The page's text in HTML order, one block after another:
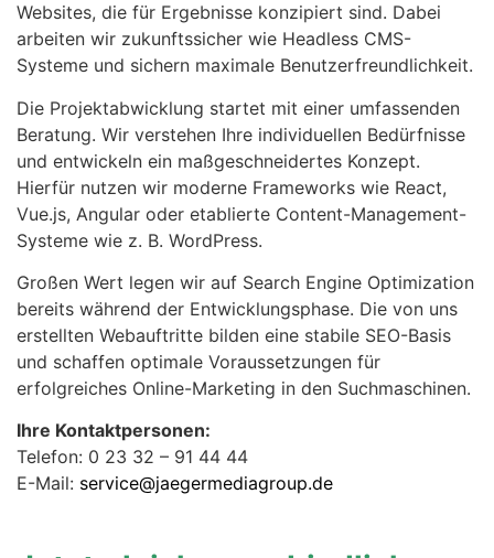
Websites, die für Ergebnisse konzipiert sind. Dabei
arbeiten wir zukunftssicher wie Headless CMS-
Systeme und sichern maximale Benutzerfreundlichkeit.
Die Projektabwicklung startet mit einer umfassenden
Beratung. Wir verstehen Ihre individuellen Bedürfnisse
und entwickeln ein maßgeschneidertes Konzept.
Hierfür nutzen wir moderne Frameworks wie React,
Vue.js, Angular oder etablierte Content-Management-
Systeme wie z. B. WordPress.
Großen Wert legen wir auf Search Engine Optimization
bereits während der Entwicklungsphase. Die von uns
erstellten Webauftritte bilden eine stabile SEO-Basis
und schaffen optimale Voraussetzungen für
erfolgreiches Online-Marketing in den Suchmaschinen.
Ihre Kontaktpersonen:
Telefon: 0 23 32 – 91 44 44
E-Mail: service@jaegermediagroup.de